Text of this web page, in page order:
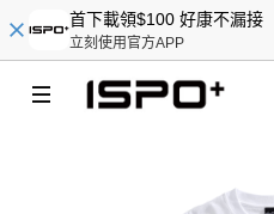
首下載領$100 好康不漏接
立刻使用官方APP